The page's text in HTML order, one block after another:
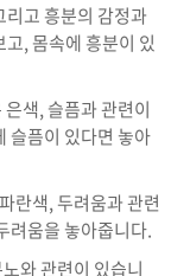
고 흥분의 감정과
, 몸속에 흥분이 있
색, 슬픔과 관련이
슬픔이 있다면 놓아
란색, 두려움과 관련
려움을 놓아줍니다.
와 관련이 있습니